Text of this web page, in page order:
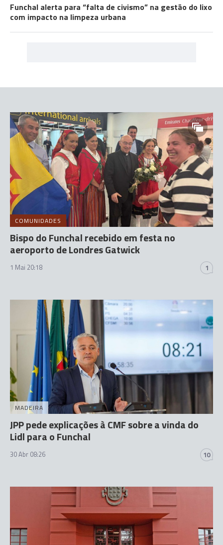
Funchal alerta para “falta de civismo” na gestão do lixo
com impacto na limpeza urbana
COMUNIDADES
Bispo do Funchal recebido em festa no
aeroporto de Londres Gatwick
1 Mai 20:18 1
MADEIRA
JPP pede explicações à CMF sobre a vinda do
Lidl para o Funchal
30 Abr 08:26 10